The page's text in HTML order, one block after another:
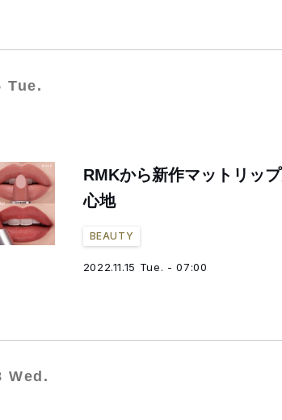
Tue.
RMKから新作マットリッ
心地
BEAUTY
2022.11.15 Tue. - 07:00
Wed.